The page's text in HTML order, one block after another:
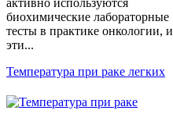
биохимические лабораторные
тесты в практике онкологии, и
эти...
Температура при раке легких